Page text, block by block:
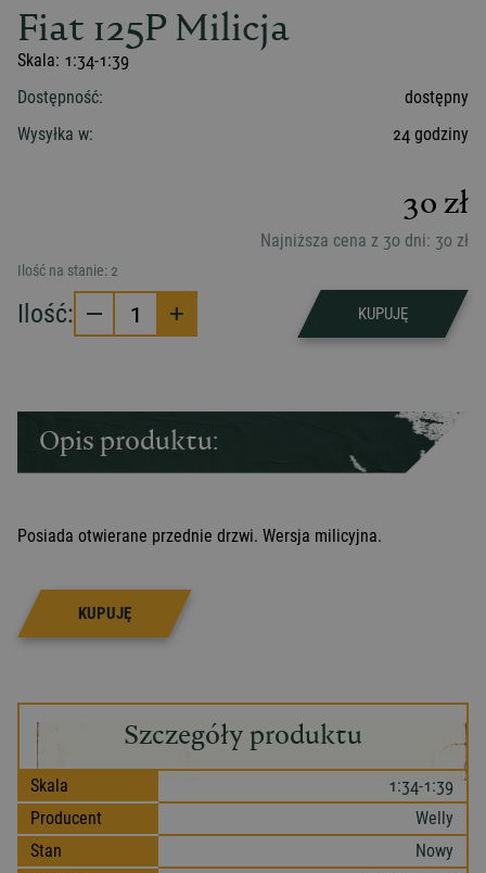
Fiat 125P Milicja
Skala: 1:34-1:39
Dostępność:
dostępny
Wysyłka w:
24 godziny
30 zł
Najniższa cena z 30 dni: 30 zł
Ilość: 1
Ilość na stanie: 2
KUPUJĘ
Opis produktu:
Posiada otwierane przednie drzwi. Wersja milicyjna.
KUPUJĘ
Szczegóły produktu
Skala
1:34-1:39
Producent
Welly
Stan
Nowy